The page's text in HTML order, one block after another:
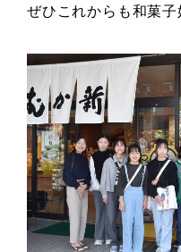
ぜひこれからも和菓子